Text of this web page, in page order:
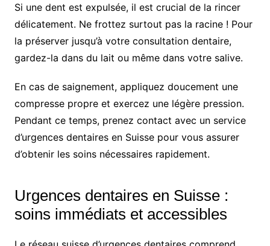
Si une dent est expulsée, il est crucial de la rincer
délicatement. Ne frottez surtout pas la racine ! Pour
la préserver jusqu’à votre consultation dentaire,
gardez-la dans du lait ou même dans votre salive.
En cas de saignement, appliquez doucement une
compresse propre et exercez une légère pression.
Pendant ce temps, prenez contact avec un service
d’urgences dentaires en Suisse pour vous assurer
d’obtenir les soins nécessaires rapidement.
Urgences dentaires en Suisse :
soins immédiats et accessibles